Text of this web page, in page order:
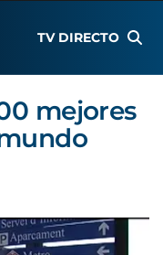
TV DIRECTO
mejores